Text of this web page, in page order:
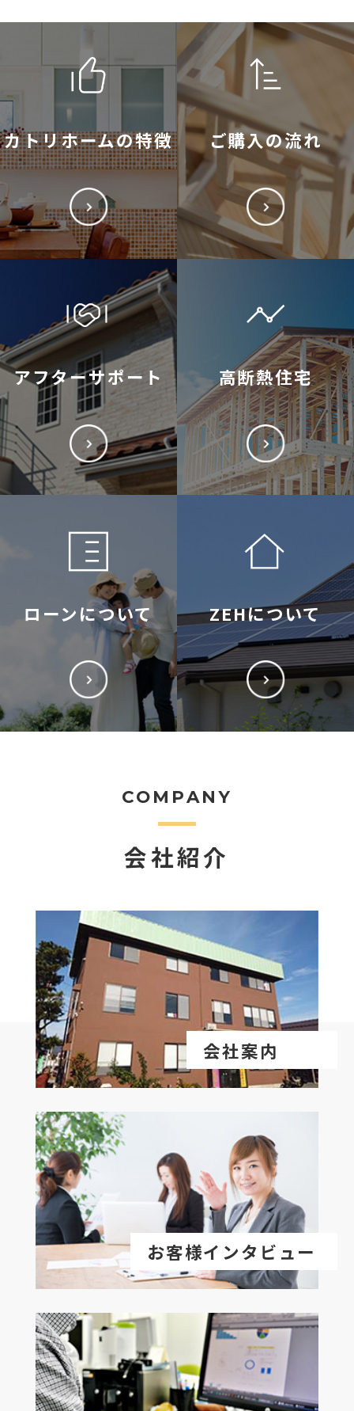
カトリホームの特徴 ご購入の流れ
アフターサポート 高断熱住宅
ローンについて ZEHについて
COMPANY
会社紹介
会社案内
お客様インタビュー